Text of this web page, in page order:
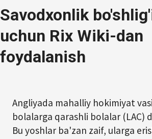
Savodxonlik
uchun Rix Wiki-dan
foydalanish
Angliyada mahalliy hokimiyat
bolalarga qarashli bolalar (LAC)
Bu yoshlar ba'zan zaif, ularga